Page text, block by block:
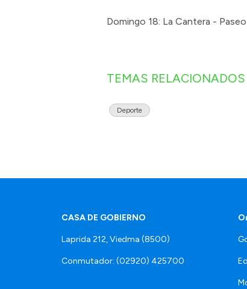
Domingo 18: La Cantera -
TEMAS RELACIONADOS
Deporte
CASA DE GOBIERNO
Laprida 212, Viedma (8500)
Conmutador: (02920) 425700